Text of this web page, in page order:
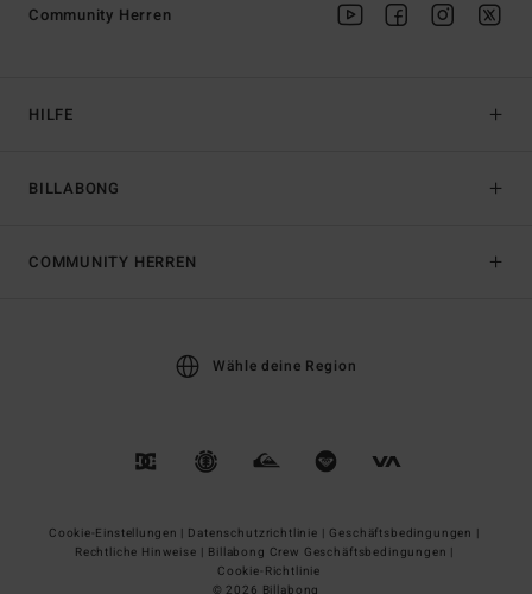
HILFE
BILLABONG
Community Herren
COMMUNITY HERREN
Wähle deine Region
Cookie-Einstellungen | Datenschutzrichtlinie | Geschäftsbedingungen |
Rechtliche Hinweise | Billabong Crew Geschäftsbedingungen |
Cookie-Richtlinie